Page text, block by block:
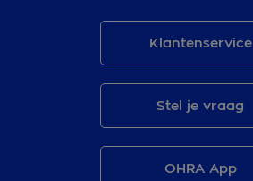
Klantenservice
Stel je vraag
OHRA App